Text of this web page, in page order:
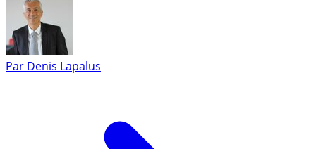
Par Denis Lapalus